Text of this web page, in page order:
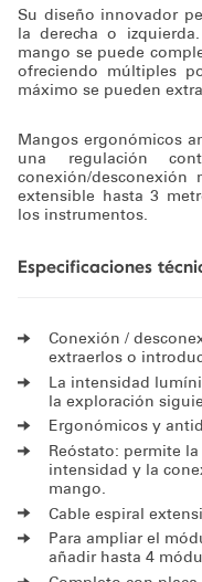
Su diseño innovador
la derecha o
mango se puede
ofreciendo múltiples
máximo se pueden
Mangos ergonómicos
una regulación
conexión/desconexión
extensible hasta 3
los instrumentos.
Especificaciones
Conexión /
extraerlos o
La intensidad
la exploración
Ergonómicos y
Reóstato: permite
intensidad y la
mango.
Cable espiral
Para ampliar el
añadir hasta 4